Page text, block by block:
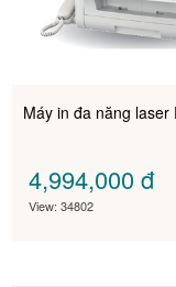
Máy in đa năng laser
4,994,000đ
View: 34802